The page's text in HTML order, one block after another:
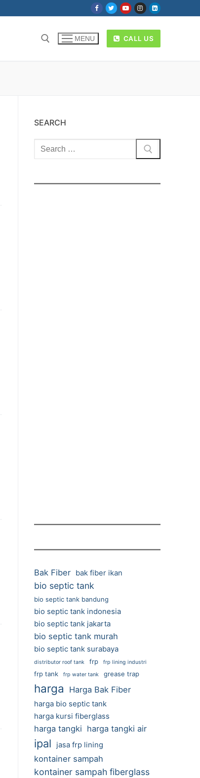
MENU CALL US
SEARCH
Cari:
Bak Fiber bak fiber ikan
bio septic tank
bio septic tank bandung
bio septic tank indonesia
bio septic tank jakarta
bio septic tank murah
bio septic tank surabaya
distributor roof tank frp frp lining industri
frp tank frp water tank grease trap
harga Harga Bak Fiber
harga bio septic tank
harga kursi fiberglass
harga tangki harga tangki air
ipal jasa frp lining
kontainer sampah
kontainer sampah fiberglass